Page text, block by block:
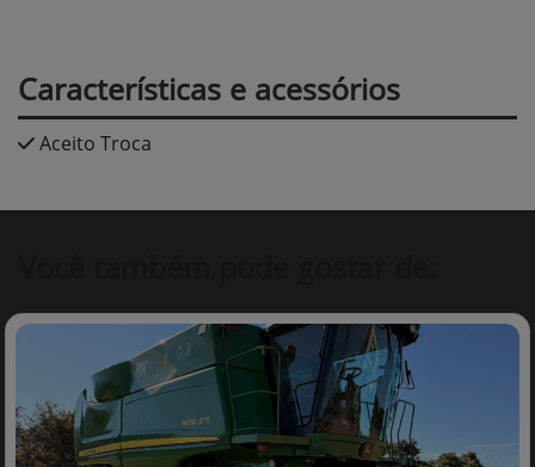
Características e acessórios
Aceito Troca